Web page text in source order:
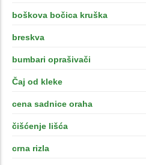
boškova bočica kruška
breskva
bumbari oprašivači
Čaj od kleke
cena sadnice oraha
čišćenje lišća
crna rizla